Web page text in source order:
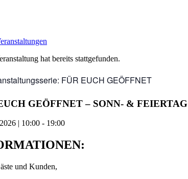
hat bereits stattgefunden.
FÜR EUCH GEÖFFNET
GEÖFFNET – SONN- & FEIERTAG
| 10:00 - 19:00
und Kunden,